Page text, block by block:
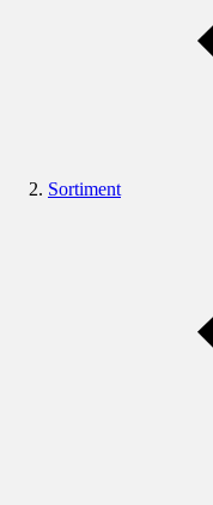
Sortiment